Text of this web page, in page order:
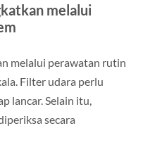
melalui
melalui perawatan rutin
Filter udara perlu
lancar. Selain itu,
secara